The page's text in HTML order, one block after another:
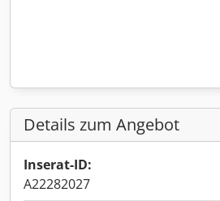
Details zum Angebot
Inserat-ID:
A22282027